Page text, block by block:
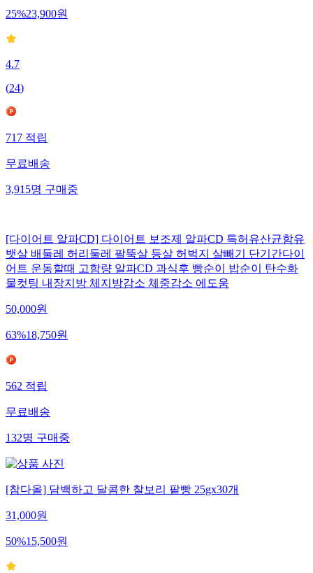
25%23,900원
4.7
(24)
717적립
무료배송
3,915명구매중
[다이어트 알파CD] 다이어트 보조제 알파CD 특허유산균함유
뱃살 배둘레 허리둘레 팔뚝살 등살 허벅지 살빼기 단기간다이
어트 운동할때 고함량 알파CD 과식후 빵순이 밥순이 탄수화
물컷팅 내장지방 체지방감소 체중감소 에도움
50,000원
63%18,750원
562적립
무료배송
132명구매중
[참다올] 담백하고 달콤한 찰보리 팥빵 25gx30개
31,000원
50%15,500원